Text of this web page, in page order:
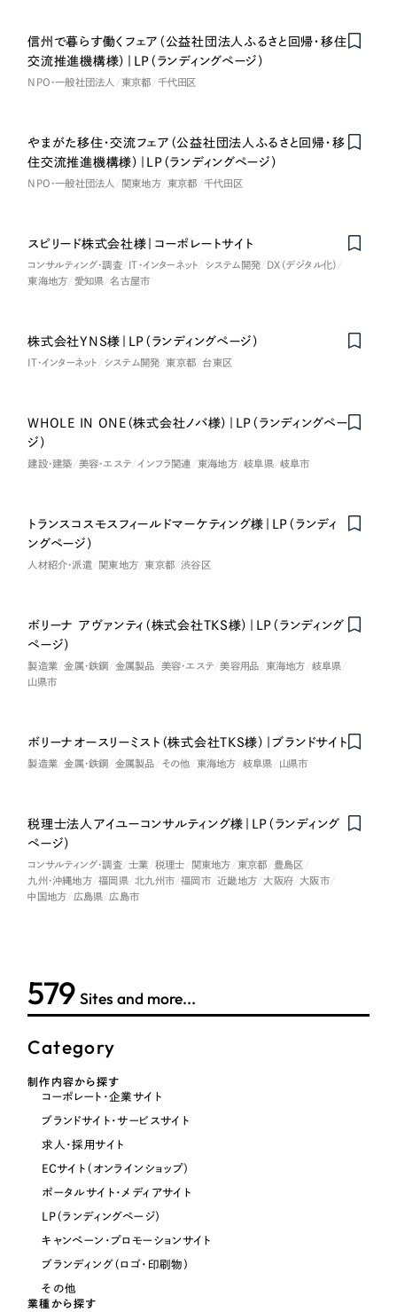
イエロー・黄色
ピンク・桃色
その他
さらに条件を追加する
579 Sites and more...
Category
制作内容から探す
コーポレート・企業サイト
ブランドサイト・サービスサイト
求人・採用サイト
ECサイト（オンラインショップ）
ポータルサイト・メディアサイト
LP（ランディングページ）
キャンペーン・プロモーションサイト
ブランディング（ロゴ・印刷物）
その他
業種から探す
信州で暮らす働くフェア（公益社団法人ふるさと回帰・移住
交流推進機構様）｜LP（ランディングページ）
NPO・一般社団法人 東京都 千代田区
やまがた移住・交流フェア（公益社団法人ふるさと回帰・移
住交流推進機構様）｜LP（ランディングページ）
NPO・一般社団法人 関東地方 東京都 千代田区
スピリード株式会社様｜コーポレートサイト
コンサルティング・調査 IT・インターネット システム開発
DX（デジタル化）
東海地方
愛知県 名古屋市
株式会社YNS様｜LP（ランディングページ）
IT・インターネット システム開発 東京都 台東区
WHOLE IN ONE（株式会社ノバ様）｜LP（ランディングペー
ジ）
建設・建築 美容・エステ インフラ関連 東海地方 岐阜県 岐阜市
トランスコスモスフィールドマーケティング様｜LP（ランディ
ングページ）
人材紹介・派遣 関東地方 東京都 渋谷区
ボリーナ アヴァンティ（株式会社TKS様）｜LP（ランディング
ページ）
製造業 金属・鉄鋼 金属製品 美容・エステ 美容用品 東海地方
岐阜県
山県市
Honorabl
e
Ment
i
on
ボリーナオースリーミスト（株式会社TKS様）｜ブランドサイト
製造業 金属・鉄鋼 金属製品 その他 東海地方 岐阜県 山県市
税理士法人アイユーコンサルティング様｜LP（ランディング
ページ）
コンサルティング・調査 士業 税理士 関東地方 東京都
豊島区
九州・沖縄地方
福岡県 北九州市 福岡市 近畿地方 大阪府
大阪市
中国地方
広島県 広島市